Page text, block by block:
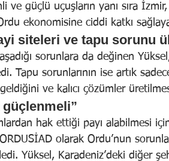
ve güçlü uçuşların yanı sıra
ekonomisine ciddi katkı
siteleri ve tapu sorunu
sorunlara da değinen
Tapu sorunlarının ise artık
ve kalıcı çözümler
hak ettiği payı alabilmesi
olarak Ordu’nun
Yüksel, Karadeniz’deki diğer